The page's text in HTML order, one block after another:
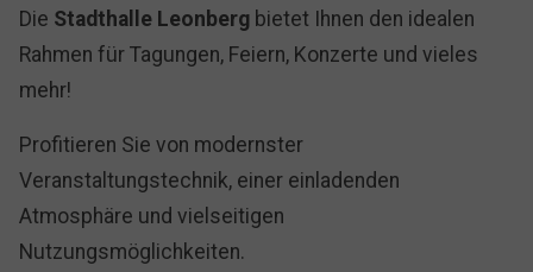
Die Stadthalle Leonberg bietet Ihnen den idealen
Rahmen für Tagungen, Feiern, Konzerte und vieles
mehr!
Profitieren Sie von modernster
Veranstaltungstechnik, einer einladenden
Atmosphäre und vielseitigen
Nutzungsmöglichkeiten.